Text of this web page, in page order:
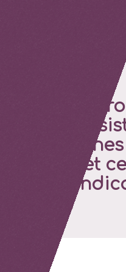
Un gant
pour
santé et
de
main